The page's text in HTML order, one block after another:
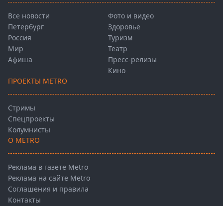
Все новости
Петербург
Россия
Мир
Афиша
Фото и видео
Здоровье
Туризм
Театр
Пресс-релизы
Кино
ПРОЕКТЫ METRO
Стримы
Спецпроекты
Колумнисты
О METRO
Реклама в газете Metro
Реклама на сайте Metro
Соглашения и правила
Контакты